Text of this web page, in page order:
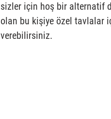
sizler için hoş bir alternatif
olan bu kişiye özel tavlalar
verebilirsiniz.